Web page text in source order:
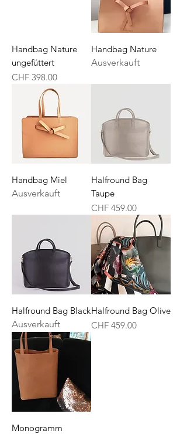
Handbag Nature
ungefüttert
Preis
CHF 398.00
Handbag Nature
Ausverkauft
Handbag Miel
Ausverkauft
Halfround Bag
Taupe
Preis
CHF 459.00
Halfround Bag Black
Ausverkauft
Halfround Bag Olive
Preis
CHF 459.00
Monogramm